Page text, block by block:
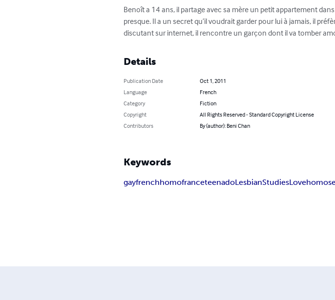
Benoît a 14 ans, il partage avec sa mère un petit appartement
presque. Il a un secret qu’il voudrait garder pour lui à jamais, il
discutant sur internet, il rencontre un garçon dont il va tomber
Details
Publication Date
Oct 1, 2011
Language
French
Category
Fiction
Copyright
All Rights Reserved - Standard Copyright License
Contributors
By (author): Beni Chan
Keywords
gayfrenchhomofranceteenadoLesbianStudiesLove